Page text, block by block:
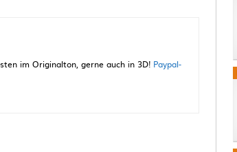
im Originalton, gerne auch in 3D! Paypal-